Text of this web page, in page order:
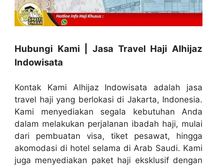
Hubungi Kami | Jasa Travel Haji Alhijaz
Indowisata
Kontak Kami Alhijaz Indowisata adalah jasa
travel haji yang berlokasi di Jakarta, Indonesia.
Kami menyediakan segala kebutuhan Anda
dalam melakukan perjalanan ibadah haji, mulai
dari pembuatan visa, tiket pesawat, hingga
akomodasi di hotel selama di Arab Saudi. Kami
juga menyediakan paket haji eksklusif dengan